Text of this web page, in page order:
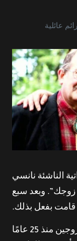
عائلية
الذاتية الناشئة نانسي
زوجك”. وبعد سبع
بفعل بذلك.
كان دانيال ونانسي بروفي متزوجين منذ 25 عامًا